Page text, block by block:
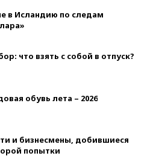
в Исландию по следам
что взять с собой в отпуск?
обувь лета – 2026
и бизнесмены, добившиеся
попытки